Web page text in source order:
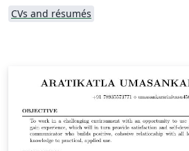
CVs and résumés